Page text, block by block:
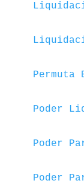
Permuta
Poder
Poder
Poder